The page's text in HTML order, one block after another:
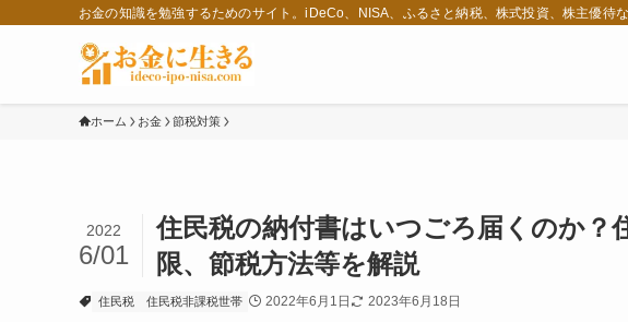
お金の知識を勉強するためのサイト。iDeCo、NISA、ふるさと納税、株式投資、株主優待
ホーム お金 節税対策
住民税の納付書はいつごろ届くのか？
限、節税方法等を解説
2022
6/01
住民税 住民税非課税世帯 2022年6月1日 2023年6月18日